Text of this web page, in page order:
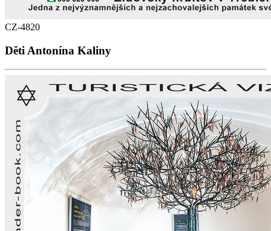
CZ-4820
Děti Antonína Kaliny